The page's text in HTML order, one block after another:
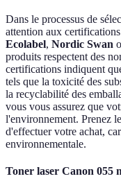
Dans le processus de
attention aux
Ecolabel, Nordic Swan
produits respectent des
certifications indiquent
tels que la toxicité des
la recyclabilité des
vous vous assurez que
l'environnement. Prenez
d'effectuer votre achat,
environnementale.
Toner laser Canon 055